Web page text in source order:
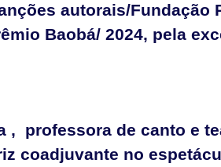
autorais/Fundação
Baobá/ 2024, pela
, professora de canto e
coadjuvante no